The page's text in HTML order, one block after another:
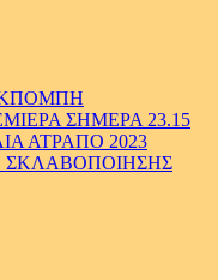
ΣΗΜΕΡΑ 23.15
ΑΤΡΑΠΟ 2023
ΣΚΛΑΒΟΠΟΙΗΣΗΣ